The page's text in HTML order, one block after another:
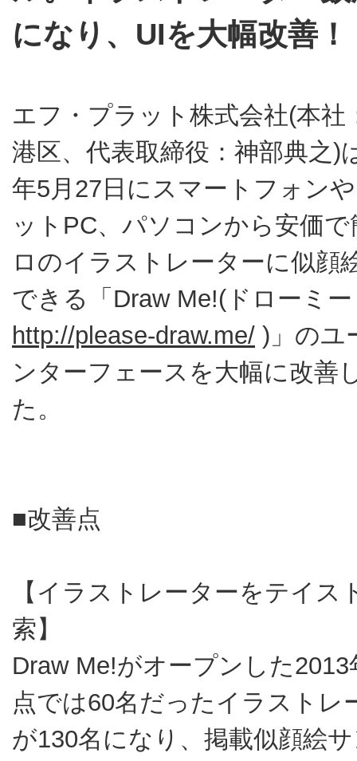
になり、UIを大幅改善！
エフ・プラット株式会社(本社
港区、代表取締役：神部典之)
年5月27日にスマートフォン
ットPC、パソコンから安価
ロのイラストレーターに似顔
できる「Draw Me!(ドローミ
http://please-draw.me/ )」のユ
ンターフェースを大幅に改善
た。
■改善点
【イラストレーターをテイス
索】
Draw Me!がオープンした2013
点では60名だったイラストレ
が130名になり、掲載似顔絵